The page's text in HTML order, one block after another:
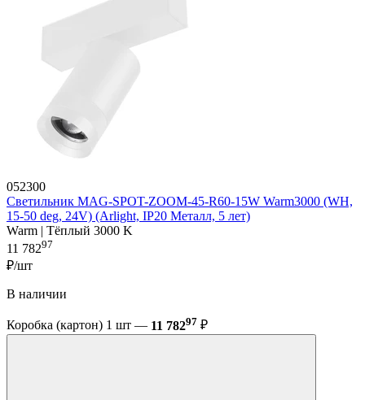
052300
Светильник MAG-SPOT-ZOOM-45-R60-15W Warm3000 (WH,
15-50 deg, 24V) (Arlight, IP20 Металл, 5 лет)
Warm | Тёплый 3000 K
11 78297
₽/шт
В наличии
Коробка (картон) 1 шт — 11 78297 ₽